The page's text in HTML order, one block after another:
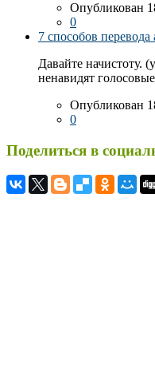
Опубликован
0
7 способов перевода
Давайте начистоту.
ненавидят
Опубликован
0
Поделиться в